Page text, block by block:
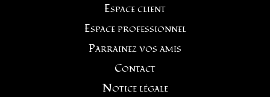
Espace client
Espace professionnel
Parrainez vos amis
Contact
Notice légale